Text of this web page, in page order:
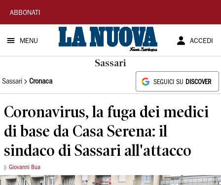
La
Nuova
Sardegna
ABBONATI
MENU ACCEDI
Sassari
Sassari Cronaca SEGUICI SU DISCOVER
Coronavirus, la fuga dei medici
di base da Casa Serena: il
sindaco di Sassari all'attacco
Giovanni Bua